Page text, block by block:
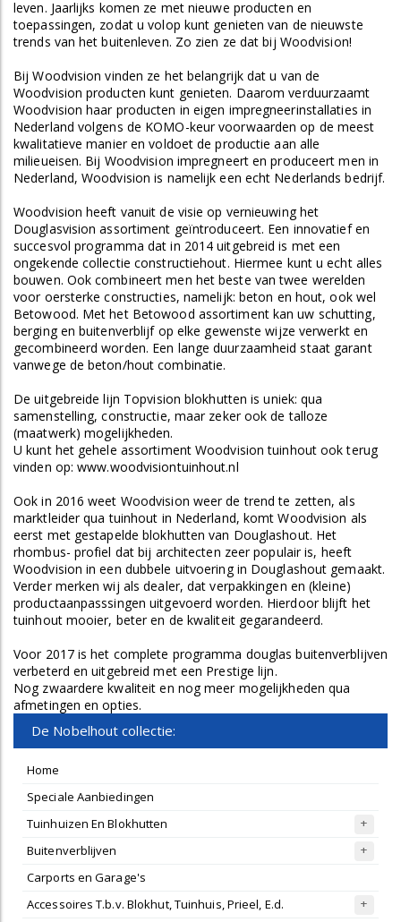
leven. Jaarlijks komen ze met nieuwe producten en
toepassingen, zodat u volop kunt genieten van de nieuwste
trends van het buitenleven. Zo zien ze dat bij Woodvision!
Bij Woodvision vinden ze het belangrijk dat u van de
Woodvision producten kunt genieten. Daarom verduurzaamt
Woodvision haar producten in eigen impregneerinstallaties in
Nederland volgens de KOMO-keur voorwaarden op de meest
kwalitatieve manier en voldoet de productie aan alle
milieueisen. Bij Woodvision impregneert en produceert men in
Nederland, Woodvision is namelijk een echt Nederlands bedrijf.
Woodvision heeft vanuit de visie op vernieuwing het
Douglasvision assortiment geïntroduceert. Een innovatief en
succesvol programma dat in 2014 uitgebreid is met een
ongekende collectie constructiehout. Hiermee kunt u echt alles
bouwen. Ook combineert men het beste van twee werelden
voor oersterke constructies, namelijk: beton en hout, ook wel
Betowood. Met het Betowood assortiment kan uw schutting,
berging en buitenverblijf op elke gewenste wijze verwerkt en
gecombineerd worden. Een lange duurzaamheid staat garant
vanwege de beton/hout combinatie.
De uitgebreide lijn Topvision blokhutten is uniek: qua
samenstelling, constructie, maar zeker ook de talloze
(maatwerk) mogelijkheden.
U kunt het gehele assortiment Woodvision tuinhout ook terug
vinden op:www.woodvisiontuinhout.nl
Ook in 2016 weet Woodvision weer de trend te zetten, als
marktleider qua tuinhout in Nederland, komt Woodvision als
eerst met gestapelde blokhutten van Douglashout. Het
rhombus- profiel dat bij architecten zeer populair is, heeft
Woodvision in een dubbele uitvoering in Douglashout gemaakt.
Verder merken wij als dealer, dat verpakkingen en (kleine)
productaanpasssingen uitgevoerd worden. Hierdoor blijft het
tuinhout mooier, beter en de kwaliteit gegarandeerd.
Voor 2017 is het complete programma douglas buitenverblijven
verbeterd en uitgebreid met een Prestige lijn.
Nog zwaardere kwaliteit en nog meer mogelijkheden qua
afmetingen en opties.
De Nobelhout collectie:
Home
Speciale Aanbiedingen
Tuinhuizen En Blokhutten
Buitenverblijven
Carports en Garage's
Accessoires T.b.v. Blokhut, Tuinhuis, Prieel, E.d.